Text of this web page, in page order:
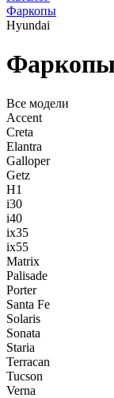
Фаркопы
Hyundai
Все модели
Accent
Creta
Elantra
Galloper
Getz
H1
i30
i40
ix35
ix55
Matrix
Palisade
Porter
Santa Fe
Solaris
Sonata
Staria
Terracan
Tucson
Verna